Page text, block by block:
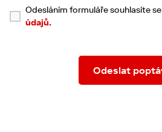
Odesláním formuláře souhlasíte se
údajů.